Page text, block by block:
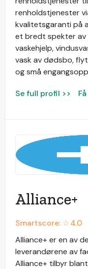
renholdstjenester
kvalitetsgaranti på
et bredt spekter av
vaskehjelp,
vask av dødsbo,
og små
Se full profil >>
Alliance+
Smartscore: ☆4.0
Alliance+ er en av
leverandørene av
Alliance+ tilbyr